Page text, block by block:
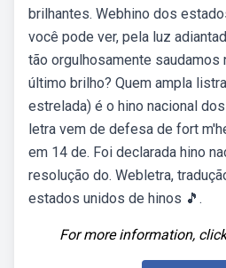
brilhantes. Webhino dos
você pode ver, pela luz
tão orgulhosamente saudamos
último brilho? Quem ampla
estrelada) é o hino nacional
letra vem de defesa de fort
em 14 de. Foi declarada hino
resolução do. Webletra,
estados unidos de hinos 🎵.
For more information,